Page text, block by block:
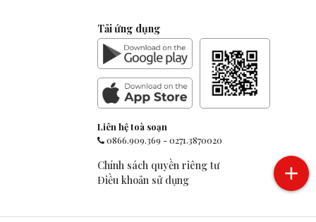
Tải ứng dụng
Liên hệ toà soạn
0866.909.369-0271.3870020
Chính sách quyền riêng tư
Điều khoản sử dụng